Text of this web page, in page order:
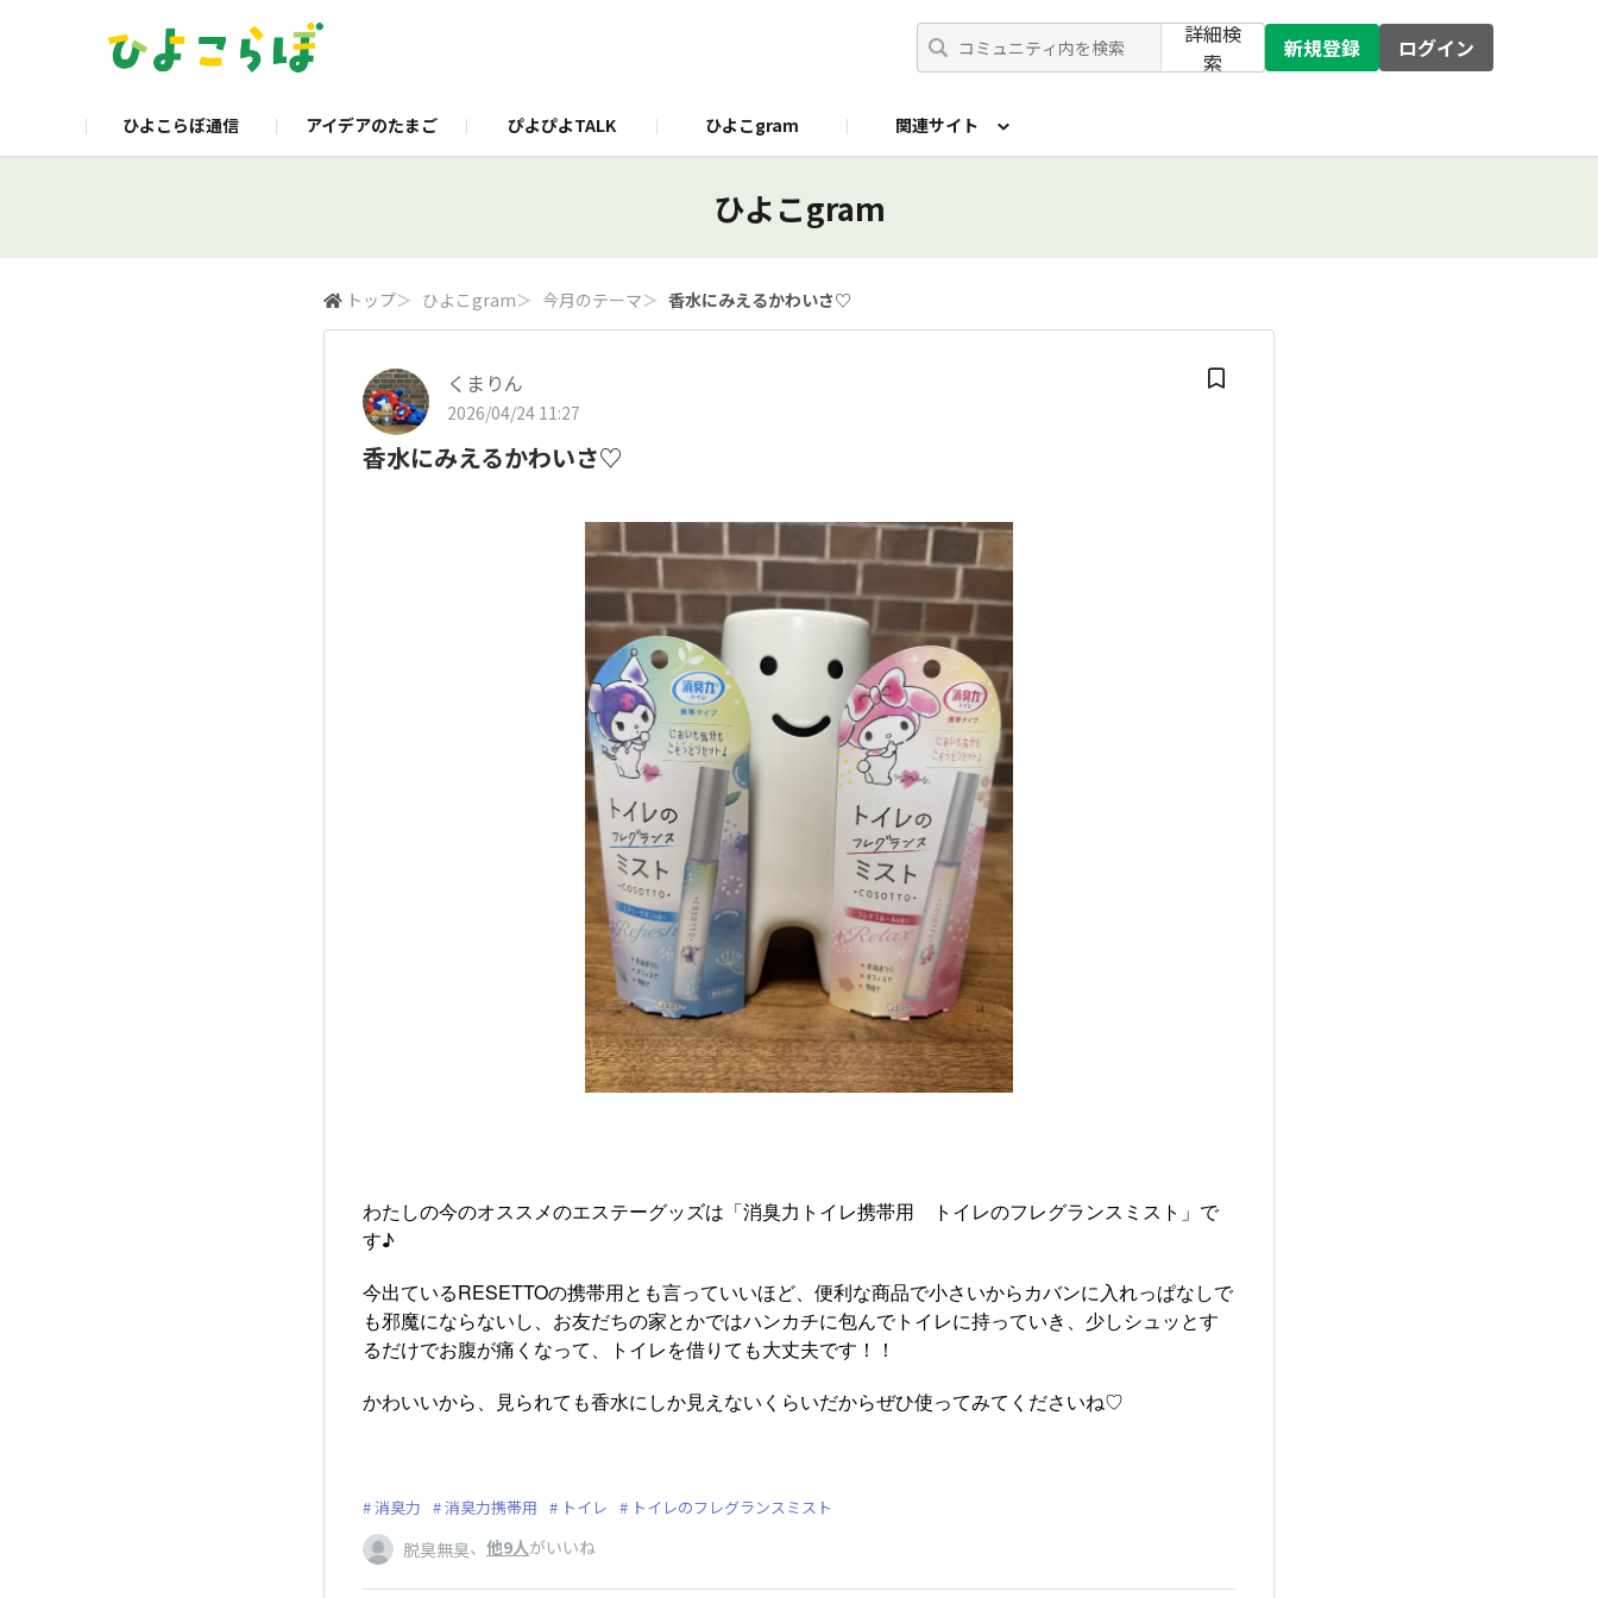
詳細検
索
新規登録 ログイン
ひよこらぼ通信 アイデアのたまご ぴよぴよTALK ひよこgram 関連サイト
ひよこgram
トップ＞ ひよこgram＞ 今月のテーマ＞ 香水にみえるかわいさ♡
くまりん
2026/04/24 11:27
香水にみえるかわいさ♡
わたしの今のオススメのエステーグッズは「消臭力トイレ携帯用 トイレのフレグランスミスト」で
す♪
今出ているRESETTOの携帯用とも言っていいほど、便利な商品で小さいからカバンに入れっぱなしで
も邪魔にならないし、お友だちの家とかではハンカチに包んでトイレに持っていき、少しシュッとす
るだけでお腹が痛くなって、トイレを借りても大丈夫です！！
かわいいから、見られても香水にしか見えないくらいだからぜひ使ってみてくださいね♡
消臭力 消臭力携帯用 トイレ トイレのフレグランスミスト
脱臭無臭、 他9人がいいね